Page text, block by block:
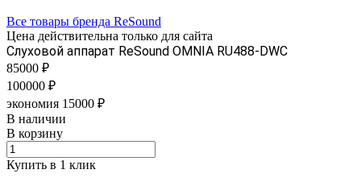
Все товары бренда ReSound
Цена действительна только для сайта
Слуховой аппарат ReSound OMNIA RU488-DWC
85000 ₽
100000 ₽
экономия 15000 ₽
В наличии
В корзину
Купить в 1 клик